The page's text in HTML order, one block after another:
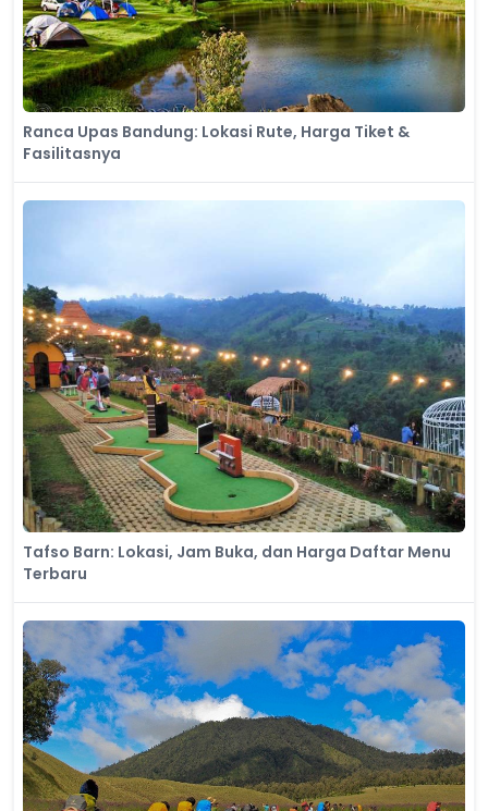
Ranca Upas Bandung: Lokasi Rute, Harga Tiket &
Fasilitasnya
Tafso Barn: Lokasi, Jam Buka, dan Harga Daftar Menu
Terbaru